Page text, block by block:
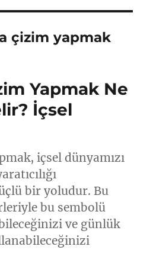
çizim yapmak
Yapmak Ne
İçsel
içsel dünyamızı
bir yoludur. Bu
bu sembolü
ve günlük